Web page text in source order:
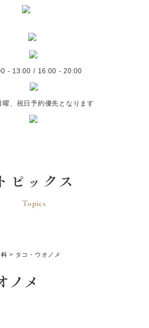
- 13:00 / 16:00 - 20:00
曜、祝日予約優先となります
ピックス
Topics
> タコ・ウオノメ
メ